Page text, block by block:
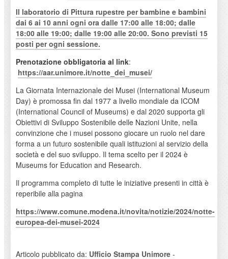
Il laboratorio di Pittura rupestre per bambine e bambini
dai 6 ai 10 anni ogni ora dalle 17:00 alle 18:00; dalle
18:00 alle 19:00; dalle 19:00 alle 20:00. Sono previsti 15
posti per ogni sessione.
Prenotazione obbligatoria al link:
https://aar.unimore.it/notte_dei_musei/
La Giornata Internazionale dei Musei (International Museum
Day) è promossa fin dal 1977 a livello mondiale da ICOM
(International Council of Museums) e dal 2020 supporta gli
Obiettivi di Sviluppo Sostenibile delle Nazioni Unite, nella
convinzione che i musei possono giocare un ruolo nel dare
forma a un futuro sostenibile quali istituzioni al servizio della
società e del suo sviluppo. Il tema scelto per il 2024 è
Museums for Education and Research.
Il programma completo di tutte le iniziative presenti in città è
reperibile alla pagina
https://www.comune.modena.it/novita/notizie/2024/notte-
europea-dei-musei-2024
Articolo pubblicato da: Ufficio Stampa Unimore-